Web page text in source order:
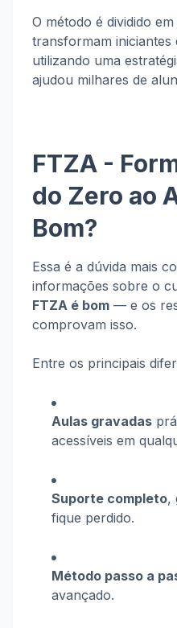
O método é dividido em
transformam iniciantes
utilizando uma
ajudou milhares de
FTZA -
do Zero ao
Bom?
Essa é a dúvida mais
informações sobre o
FTZA é bom — e os
comprovam isso.
Entre os principais
Aulas gravadas
acessíveis em
Suporte completo,
fique perdido.
Método passo a
avançado.